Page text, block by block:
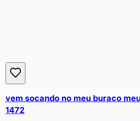
vem socando no meu buraco
1472